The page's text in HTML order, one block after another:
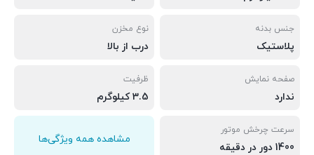
جنس بدنه
پلاستیک
نوع مخزن
درب از بالا
صفحه نمایش
ندارد
ظرفیت
3.5 کیلوگرم
سرعت چرخش موتور
1400 دور در دقیقه
مشاهده همه ویژگی‌ها